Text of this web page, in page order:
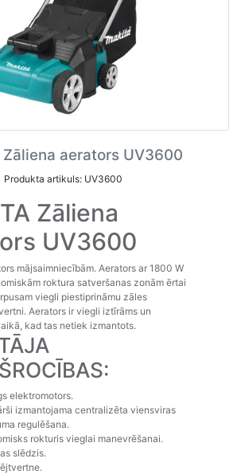
Zāliena aerators UV3600
Produkta artikuls: UV3600
Zāliena
UV3600
mājsaimniecībām. Aerators ar 1800 W
roktura satveršanas zonām ērtai
viegli piestiprināmu zāles
Aerators ir viegli iztīrāms un
kad tas netiek izmantots.
elektromotors.
izmantojama centralizēta viensviras
regulēšana.
rokturis vieglai manevrēšanai.
slēdzis.